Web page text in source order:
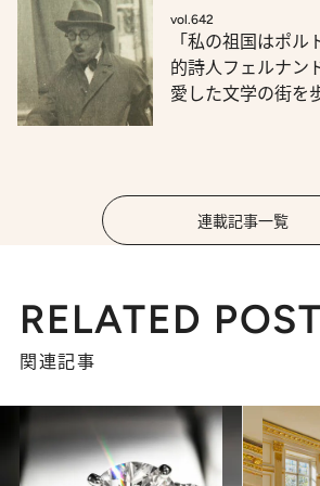
vol.642
「私の祖国はポ
的詩人フェルナン
愛した文学の街を
連載記事一覧
RELATED
関連記事